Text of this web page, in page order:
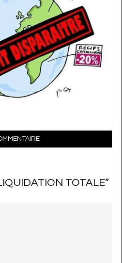
TOTALE”